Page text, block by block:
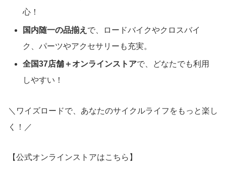
心！
国内随一の品揃え で、ロードバイクやクロスバイ
ク、パーツやアクセサリーも充実。
全国37店舗＋オンラインストアで、どなたでも利用
しやすい！
＼ワイズロードで、あなたのサイクルライフをもっと楽し
く！／
【公式オンラインストアはこちら】